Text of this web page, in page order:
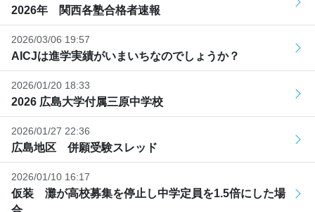
2026年 関西各塾合格者速報
2026/03/06 19:57
AICJは進学実績がいまいちなのでしょうか？
2026/01/20 18:33
2026 広島大学付属三原中学校
2026/01/27 22:36
広島地区 併願受験スレッド
2026/01/10 16:17
仮装 灘が高校募集を停止し中学定員を1.5倍にした場